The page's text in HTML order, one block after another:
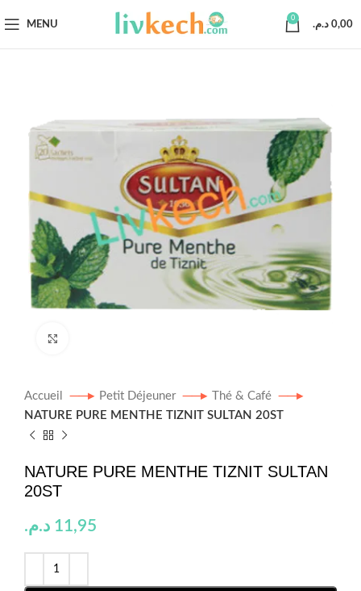
MENU
0
0,00 د.م.
Accueil Petit Déjeuner
Thé & Café
NATURE PURE MENTHE TIZNIT SULTAN 20ST
NATURE PURE MENTHE TIZNIT SULTAN
20ST
11,95 د.م.